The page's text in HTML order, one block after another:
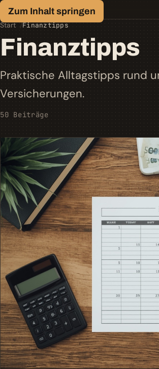
Zum Inhalt springen
Finanz-Lexikon
Geld, einfach erklärt.
Start Finanztipps
Finanztipps
Praktische Alltagstipps rund
Versicherungen.
50 Beiträge